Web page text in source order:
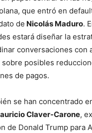
que entró en
de Nicolás Maduro.
estará diseñar la
conversaciones con
posibles
de pagos.
se han concentrado
Claver-Carone,
de Donald Trump para